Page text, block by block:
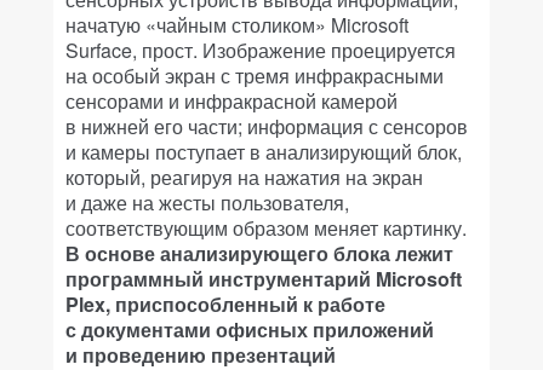
начатую «чайным столиком» Microsoft
Surface, прост. Изображение проецируется
на особый экран с тремя инфракрасными
сенсорами и инфракрасной камерой
в нижней его части; информация с сенсоров
и камеры поступает в анализирующий блок,
который, реагируя на нажатия на экран
и даже на жесты пользователя,
соответствующим образом меняет картинку.
В основе анализирующего блока лежит
программный инструментарий Microsoft
Plex, приспособленный к работе
с документами офисных приложений
и проведению презентаций